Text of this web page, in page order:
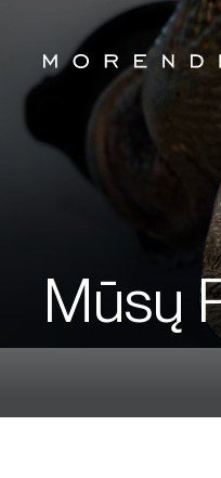
Mūsų